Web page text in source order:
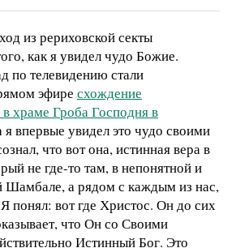
из рериховской секты
как я увидел чудо Божие.
по телевидению стали
эфире схождение
в храме Гроба Господня в
я впервые увидел это чудо своими
что вот она, истинная вера в
не где-то там, в непонятной и
Шамбале, а рядом с каждым из нас,
понял: вот где Христос. Он до сих
что Он со Своими
Истинный Бог. Это